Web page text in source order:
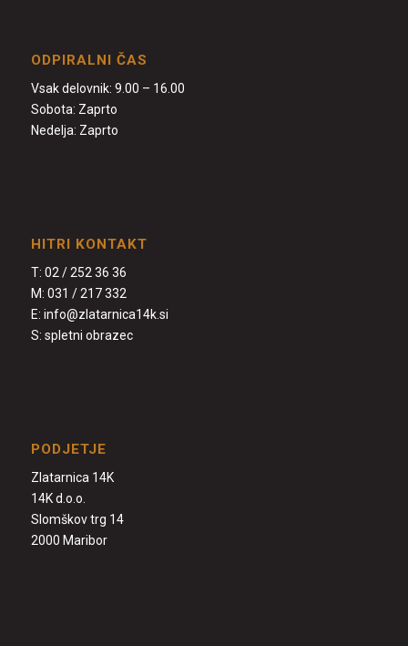
ODPIRALNI ČAS
Vsak delovnik: 9.00 – 16.00
Sobota: Zaprto
Nedelja: Zaprto
HITRI KONTAKT
T: 02 / 252 36 36
M: 031 / 217 332
E: info@zlatarnica14k.si
S: spletni obrazec
PODJETJE
Zlatarnica 14K
14K d.o.o.
Slomškov trg 14
2000 Maribor